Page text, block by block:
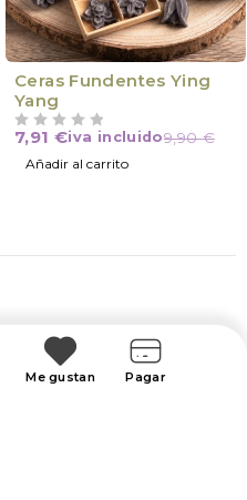
Ceras Fundentes Ying
Yang
9,90€
7,91 €iva incluido
Añadir al carrito
Me gustan Pagar